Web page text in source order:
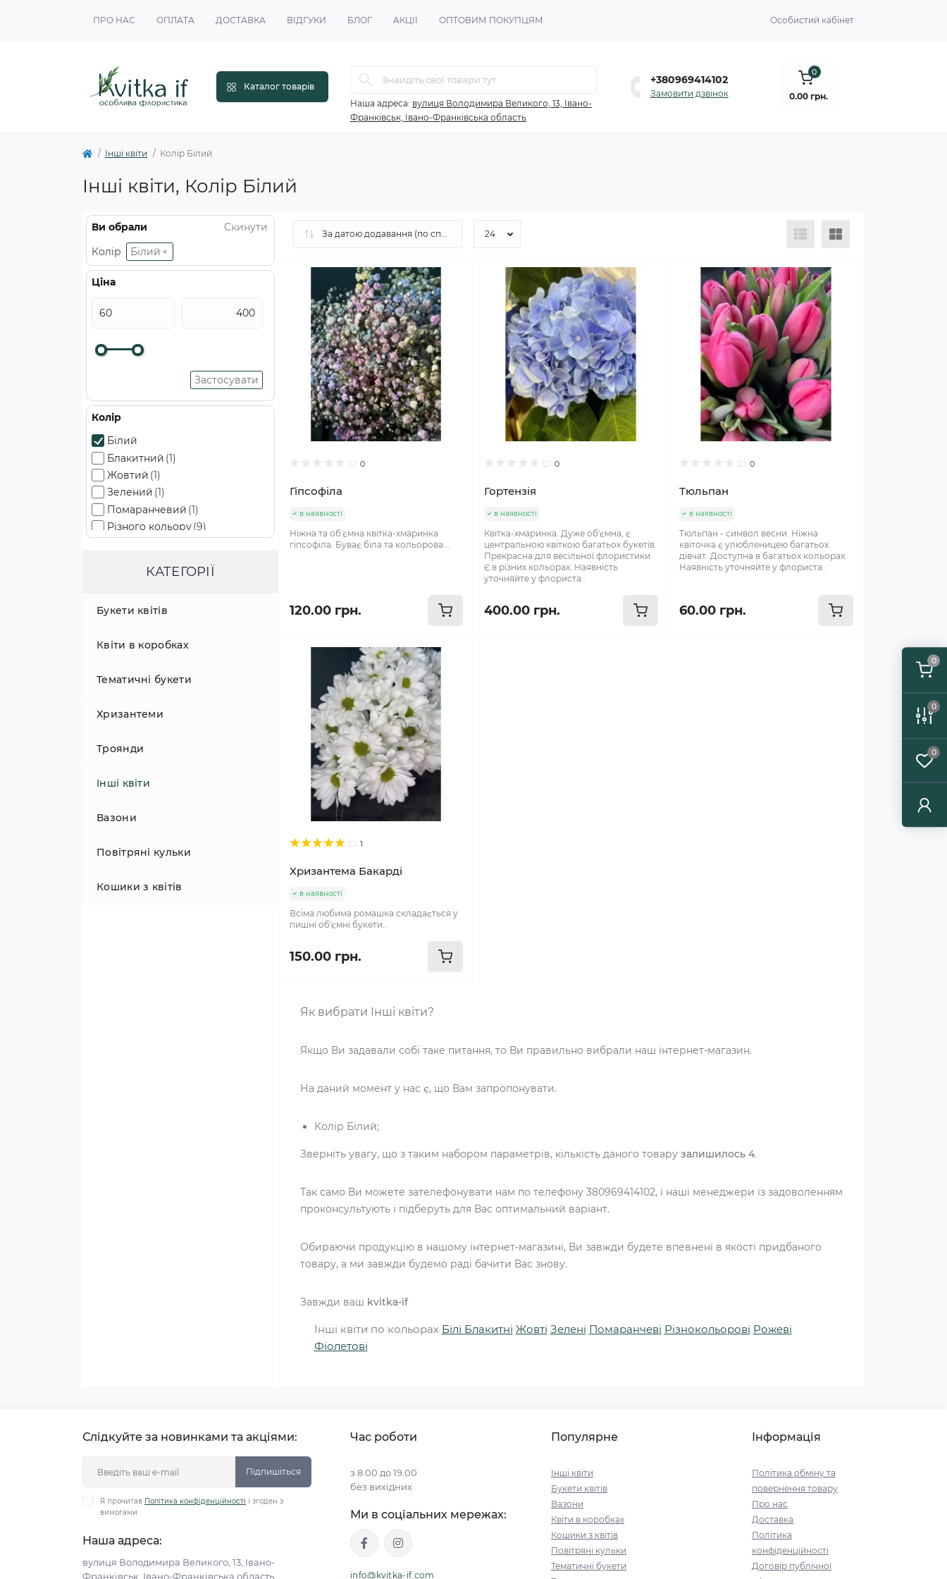
0
0
0
ПРО НАС ОПЛАТА ДОСТАВКА ВІДГУКИ БЛОГ АКЦІЇ ОПТОВИМ ПОКУПЦЯМ Особистий кабінет
Каталог товарів
Наша адреса: вулиця Володимира Великого, 13, Івано-
Франківськ, Івано-Франківська область
+380969414102
Замовити дзвінок
0
0.00 грн.
Інші квіти Колір Білий
Інші квіти, Колір Білий
Ви обрали
Скинути
Колір
Білий ×
Ціна
Застосувати
Колір
Білий
Блакитний (1)
Жовтий (1)
Зелений (1)
Помаранчевий (1)
Різного кольору(9)
КАТЕГОРІЇ
Букети квітів
Квіти в коробках
Тематичні букети
Хризантеми
Троянди
Інші квіти
Вазони
Повітряні кульки
Кошики з квітів
0
Гіпсофіла
в наявності
Ніжна та об'ємна квітка-хмаринка
гіпсофіла. Буває біла та кольорова...
120.00 грн.
0
Гортензія
в наявності
Квітка-хмаринка. Дуже об'ємна, є
центральною квіткою багатьох букетів.
Прекрасна для весільної флористики.
Є в різних кольорах. Наявність
уточняйте у флориста..
400.00 грн.
0
Тюльпан
в наявності
Тюльпан - символ весни. Ніжна
квіточка є улюбленицею багатьох
дівчат. Доступна в багатьох кольорах.
Наявність уточняйте у флориста..
60.00 грн.
1
Хризантема Бакарді
в наявності
Всіма любима ромашка складається у
пишні об'ємні букети..
150.00 грн.
Як вибрати Інші квіти?
Якщо Ви задавали собі таке питання, то Ви правильно вибрали наш інтернет-магазин.
На даний момент у нас є, що Вам запропонувати.
Колір Білий;
Зверніть увагу, що з таким набором параметрів, кількість даного товару залишилось 4.
Так само Ви можете зателефонувати нам по телефону 380969414102, і наші менеджери із задоволенням
проконсультують і підберуть для Вас оптимальний варіант.
Обираючи продукцію в нашому інтернет-магазині, Ви завжди будете впевнені в якості придбаного
товару, а ми завжди будемо раді бачити Вас знову.
Завжди ваш kvitka-if
Інші квіти по кольорах Білі Блакитні Жовті Зелені Помаранчеві Різнокольорові Рожеві
Фіолетові
Слідкуйте за новинками та акціями:
Підпишіться
Я прочитав Політика конфіденційності і згоден з
вимогами
Наша адреса:
вулиця Володимира Великого, 13, Івано-
Франківськ, Івано-Франківська область
Час роботи
з 8.00 до 19.00
без вихідних
Ми в соціальних мережах:
info@kvitka-if.com
Популярне
Інші квіти
Букети квітів
Вазони
Квіти в коробках
Кошики з квітів
Повітряні кульки
Тематичні букети
Інформація
Політика обміну та
повернення товару
Про нас
Доставка
Політика
конфіденційності
Договір публічної